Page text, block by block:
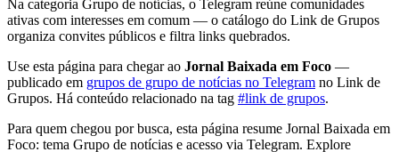
Na categoria Grupo de notícias, o Telegram reúne comunidades
ativas com interesses em comum — o catálogo do Link de Grupos
organiza convites públicos e filtra links quebrados.
Use esta página para chegar ao Jornal Baixada em Foco —
publicado em grupos de grupo de notícias no Telegram no Link de
Grupos. Há conteúdo relacionado na tag #link de grupos.
Para quem chegou por busca, esta página resume Jornal Baixada em
Foco: tema Grupo de notícias e acesso via Telegram. Explore